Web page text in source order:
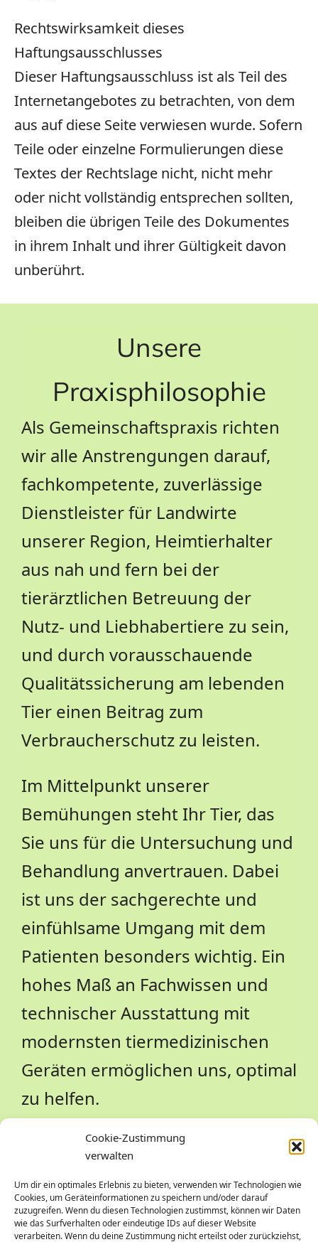
Cookie-Zustimmung
verwalten
Um dir ein optimales Erlebnis zu bieten, verwenden wir Technologien wie
Cookies, um Geräteinformationen zu speichern und/oder darauf
zuzugreifen. Wenn du diesen Technologien zustimmst, können wir Daten
wie das Surfverhalten oder eindeutige IDs auf dieser Website
verarbeiten. Wenn du deine Zustimmung nicht erteilst oder zurückziehst,
Rechtswirksamkeit dieses
Haftungsausschlusses
Dieser Haftungsausschluss ist als Teil des
Internetangebotes zu betrachten, von dem
aus auf diese Seite verwiesen wurde. Sofern
Teile oder einzelne Formulierungen diese
Textes der Rechtslage nicht, nicht mehr
oder nicht vollständig entsprechen sollten,
bleiben die übrigen Teile des Dokumentes
in ihrem Inhalt und ihrer Gültigkeit davon
unberührt.
Unsere
Praxisphilosophie
Als Gemeinschaftspraxis richten
wir alle Anstrengungen darauf,
fachkompetente, zuverlässige
Dienstleister für Landwirte
unserer Region, Heimtierhalter
aus nah und fern bei der
tierärztlichen Betreuung der
Nutz- und Liebhabertiere zu sein,
und durch vorausschauende
Qualitätssicherung am lebenden
Tier einen Beitrag zum
Verbraucherschutz zu leisten.
Im Mittelpunkt unserer
Bemühungen steht Ihr Tier, das
Sie uns für die Untersuchung und
Behandlung anvertrauen. Dabei
ist uns der sachgerechte und
einfühlsame Umgang mit dem
Patienten besonders wichtig. Ein
hohes Maß an Fachwissen und
technischer Ausstattung mit
modernsten tiermedizinischen
Geräten ermöglichen uns, optimal
zu helfen.
Wir sind ein Team und setzen
gemeinsam alles daran, Ihr
Tier individuell zu versorgen.